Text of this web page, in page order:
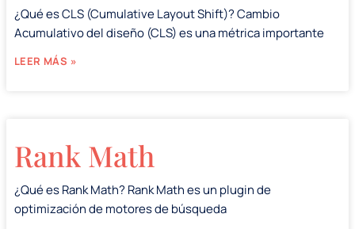
¿Qué es CLS (Cumulative Layout Shift)? Cambio
Acumulativo del diseño (CLS) es una métrica importante
LEER MÁS »
Rank Math
¿Qué es Rank Math? Rank Math es un plugin de
optimización de motores de búsqueda